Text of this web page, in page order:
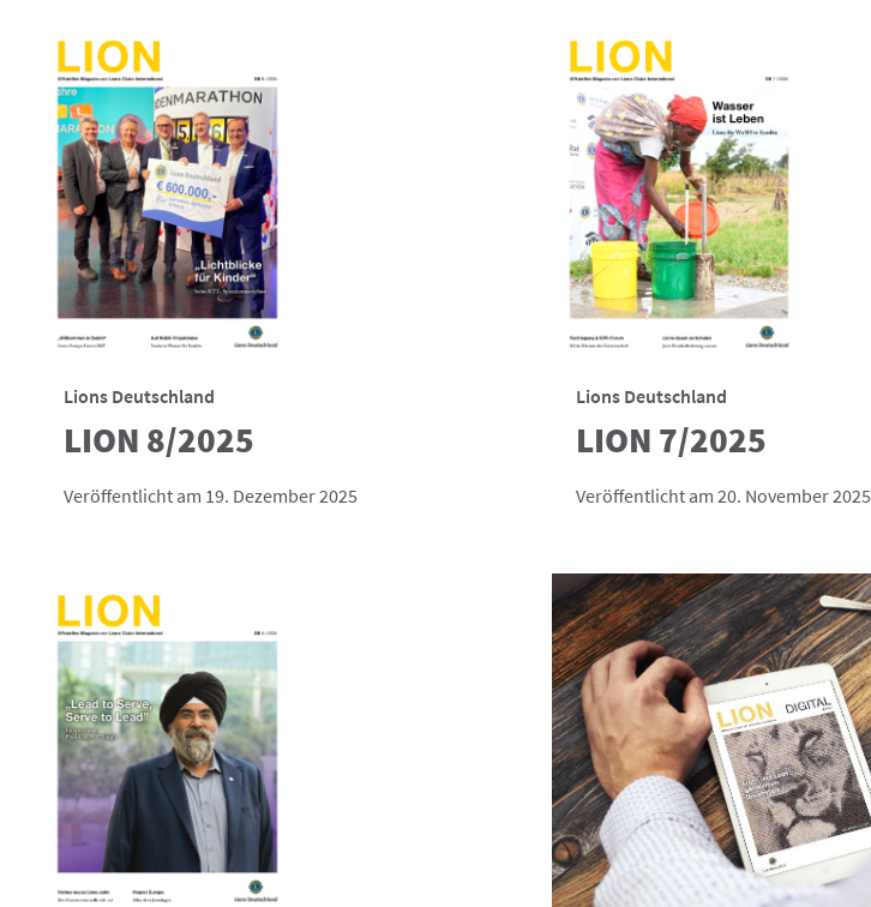
Lions Deutschland
LION 8/2025
Veröffentlicht am 19. Dezember 2025
Lions Deutschland
LION 7/2025
Veröffentlicht am 20. November 2025